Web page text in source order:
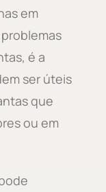
em
é a
ser úteis
que
ou em